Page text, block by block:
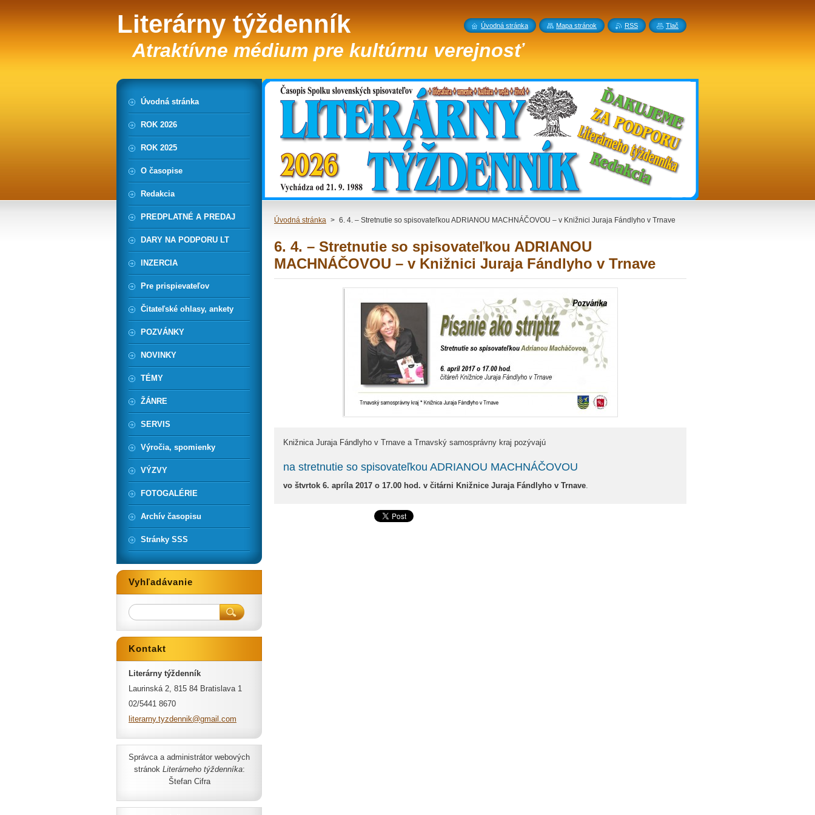
Literárny týždenník
Atraktívne médium pre kultúrnu verejnosť
Úvodná stránka > 6. 4. – Stretnutie so spisovateľkou ADRIANOU MACHNÁČOVOU – v Knižnici Juraja Fándlyho v Trnave
6. 4. – Stretnutie so spisovateľkou ADRIANOU
MACHNÁČOVOU – v Knižnici Juraja Fándlyho v Trnave
Knižnica Juraja Fándlyho v Trnave a Trnavský samosprávny kraj pozývajú
na stretnutie so spisovateľkou ADRIANOU MACHNÁČOVOU
vo štvrtok 6. apríla 2017 o 17.00 hod. v čitárni Knižnice Juraja Fándlyho v Trnave.
Úvodná stránka
ROK 2026
ROK 2025
O časopise
Redakcia
PREDPLATNÉ A PREDAJ
DARY NA PODPORU LT
INZERCIA
Pre prispievateľov
Čitateľské ohlasy, ankety
POZVÁNKY
NOVINKY
TÉMY
ŽÁNRE
SERVIS
Výročia, spomienky
VÝZVY
FOTOGALÉRIE
Archív časopisu
Stránky SSS
Vyhľadávanie
Kontakt
Literárny týždenník
Laurinská 2, 815 84 Bratislava 1
02/5441 8670
literarny.tyzdennik@gmai l.com
Správca a administrátor webových
stránok Literárneho týždenníka:
Štefan Cifra
Úvodná stránka Mapa stránok RSS Tlač